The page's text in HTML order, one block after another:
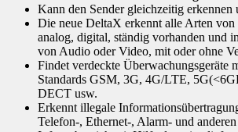
Kann den Sender gleichzeitig erkennen
Die neue DeltaX erkennt alle Arten
analog, digital, ständig vorhanden und
von Audio oder Video, mit oder ohne
Findet verdeckte Überwachungsgeräte
Standards GSM, 3G, 4G/LTE,
DECT usw.
Erkennt illegale
Telefon-, Ethernet-, Alarm- und